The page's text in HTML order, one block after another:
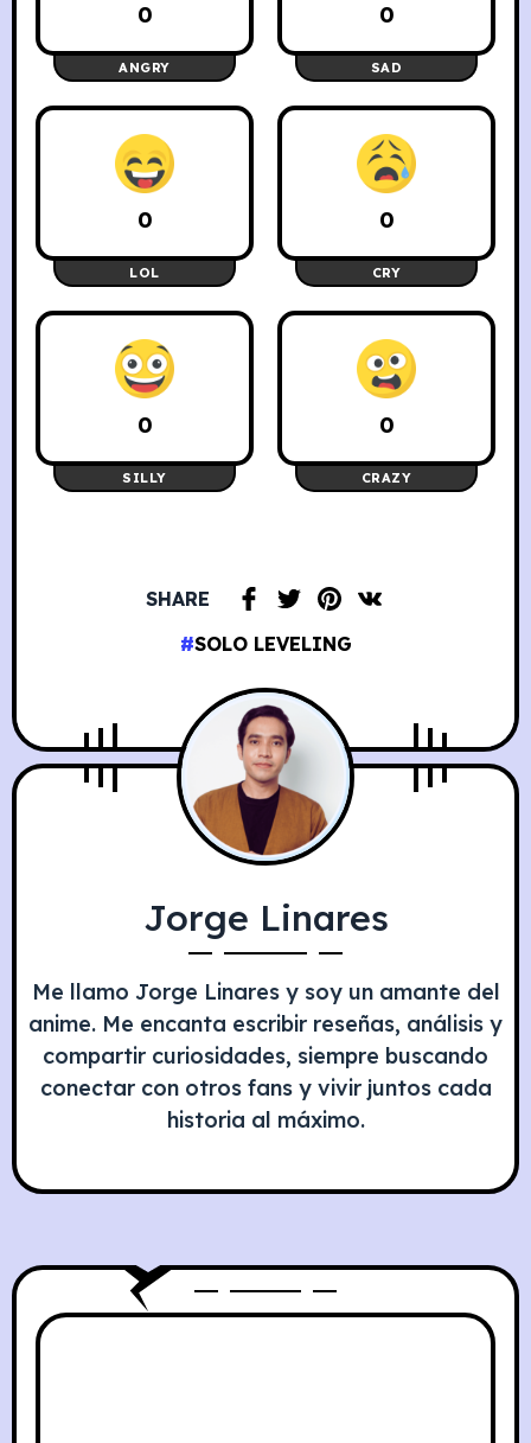
0
ANGRY
0
SAD
0
LOL
0
CRY
0
SILLY
0
CRAZY
SHARE
SOLO LEVELING
Jorge Linares
Me llamo Jorge Linares y soy un amante del
anime. Me encanta escribir reseñas, análisis y
compartir curiosidades, siempre buscando
conectar con otros fans y vivir juntos cada
historia al máximo.